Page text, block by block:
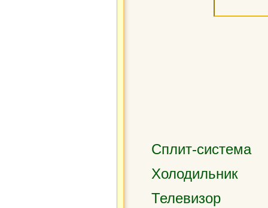
Сплит-система
Холодильник
Телевизор